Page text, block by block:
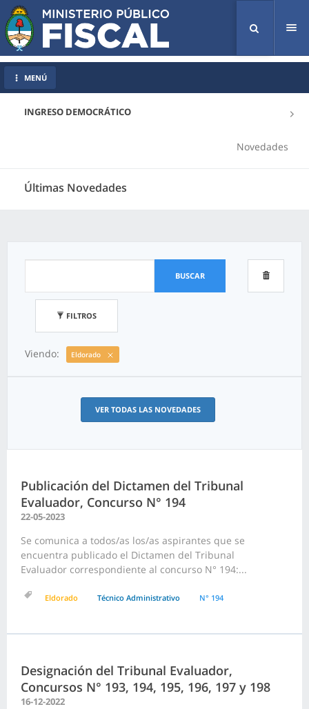
INGRESO DEMOCRÁTICO
Novedades
Últimas Novedades
MENÚ
BUSCAR
FILTROS
Viendo: Eldorado
VER TODAS LAS NOVEDADES
Publicación del Dictamen del Tribunal
Evaluador, Concurso N° 194
22-05-2023
Se comunica a todos/as los/as aspirantes que se
encuentra publicado el Dictamen del Tribunal
Evaluador correspondiente al concurso N° 194:...
Eldorado Técnico Administrativo N° 194
Designación del Tribunal Evaluador,
Concursos N° 193, 194, 195, 196, 197 y 198
16-12-2022